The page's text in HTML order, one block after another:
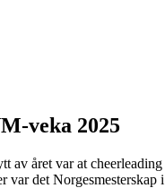
veka 2025
av året var at
var det Norgesmesterskap